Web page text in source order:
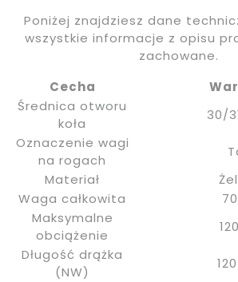
Poniżej znajdziesz dane
wszystkie informacje z opisu
zachowane.
Cecha
Średnica otworu
koła
30/
Oznaczenie wagi
na rogach
Materiał
Waga całkowita
Maksymalne
obciążenie
Długość drążka
(NW)